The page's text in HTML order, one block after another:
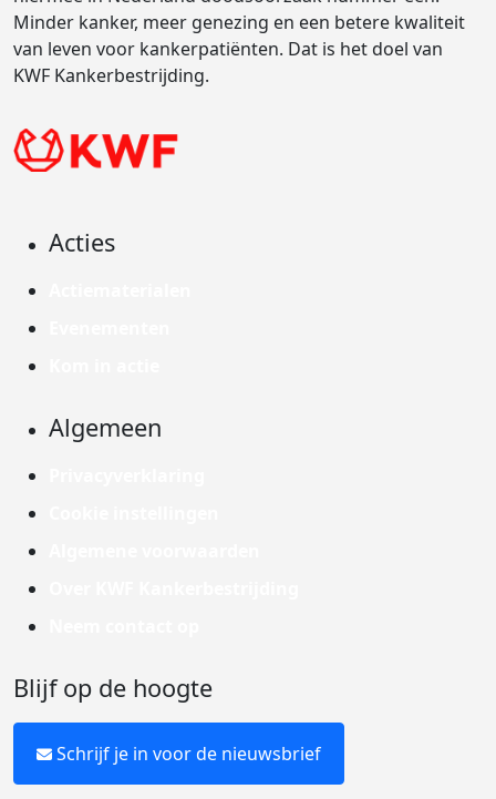
Minder kanker, meer genezing en een betere kwaliteit
van leven voor kankerpatiënten. Dat is het doel van
KWF Kankerbestrijding.
Acties
Algemeen
Blijf op de hoogte
Schrijf je in voor de nieuwsbrief